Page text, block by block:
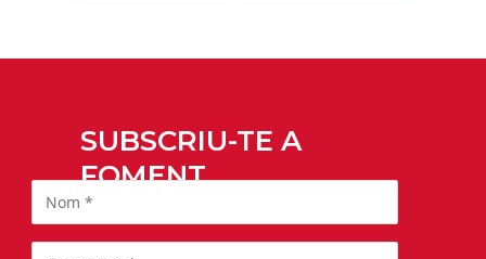
SUBSCRIU-TE A
FOMENT